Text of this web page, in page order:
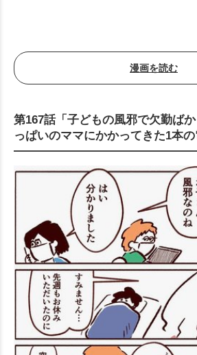
漫画を読む
第167話「子どもの風邪で欠勤ば
っぱいのママにかかってきた1本